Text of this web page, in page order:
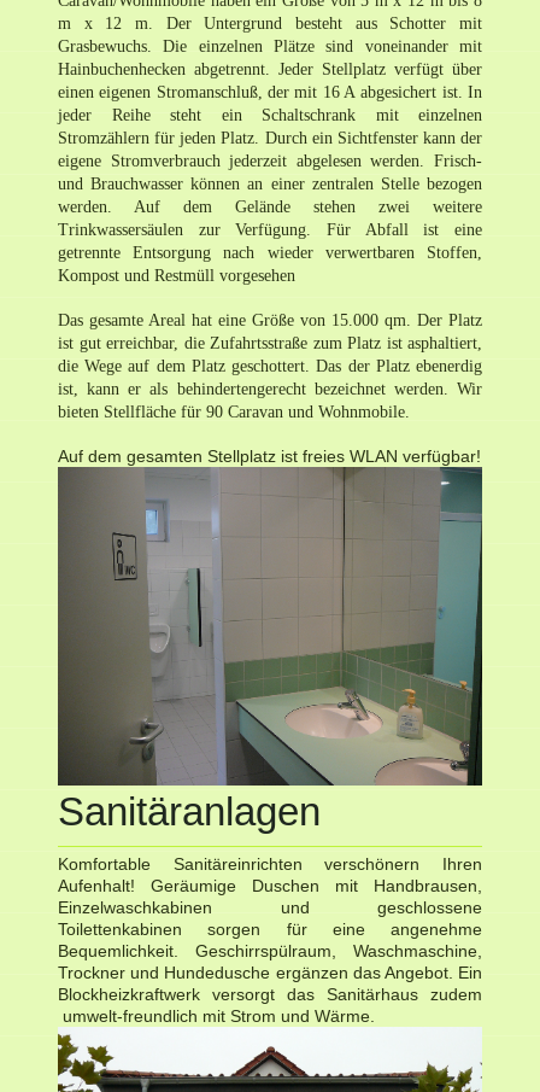
m x 12 m. Der Untergrund besteht aus Schotter mit
Grasbewuchs. Die einzelnen Plätze sind voneinander mit
Hainbuchenhecken abgetrennt. Jeder Stellplatz verfügt über
einen eigenen Stromanschluß, der mit 16 A abgesichert ist. In
jeder Reihe steht ein Schaltschrank mit einzelnen
Stromzählern für jeden Platz. Durch ein Sichtfenster kann der
eigene Stromverbrauch jederzeit abgelesen werden.
Frisch-
und Brauchwasser können an einer zentralen Stelle bezogen
werden. Auf dem Gelände stehen zwei weitere
Trinkwassersäulen zur Verfügung.
Für Abfall ist eine
getrennte Entsorgung nach wieder verwertbaren Stoffen,
Kompost und Restmüll vorgesehen
Das gesamte Areal hat eine Größe von 15.000 qm. Der Platz
ist gut erreichbar, die Zufahrtsstraße zum Platz ist asphaltiert,
die Wege auf dem Platz geschottert. Das der Platz ebenerdig
ist, kann er als behindertengerecht bezeichnet werden. Wir
bieten Stellfläche für 90 Caravan und Wohnmobile.
Auf dem gesamten Stellplatz ist freies WLAN verfügbar!
Sanitäranlagen
Komfortable Sanitäreinrichten verschönern Ihren
Aufenhalt! Geräumige Duschen mit Handbrausen,
Einzelwaschkabinen und geschlossene
Toilettenkabinen sorgen für eine angenehme
Bequemlichkeit. Geschirrspülraum, Waschmaschine,
Trockner und Hundedusche ergänzen das Angebot. Ein
Blockheizkraftwerk versorgt das Sanitärhaus zudem
umwelt-freundlich mit Strom und Wärme.